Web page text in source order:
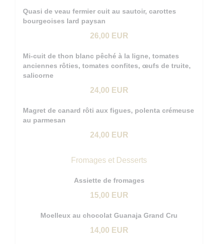
Quasi de veau fermier cuit au sautoir, carottes
bourgeoises lard paysan
26,00 EUR
Mi-cuit de thon blanc pêché à la ligne, tomates
anciennes rôties, tomates confites, œufs de truite,
salicorne
24,00 EUR
Magret de canard rôti aux figues, polenta crémeuse
au parmesan
24,00 EUR
Fromages et Desserts
Assiette de fromages
15,00 EUR
Moelleux au chocolat Guanaja Grand Cru
14,00 EUR